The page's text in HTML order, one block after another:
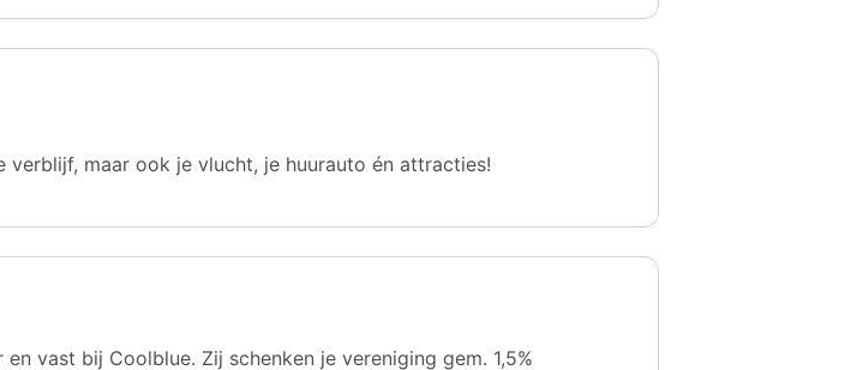
verblijf, maar ook je vlucht, je huurauto én attracties!
vast bij Coolblue. Zij schenken je vereniging gem. 1,5%